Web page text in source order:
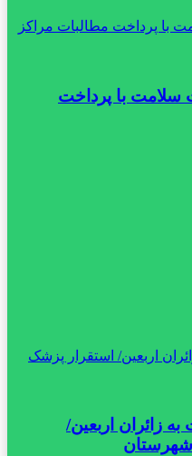
با پرداخت مطالبات مراکز
سلامت با پرداخت
به زائران اربعین/ استقرار پزشک
خدمت به زائران اربعین/